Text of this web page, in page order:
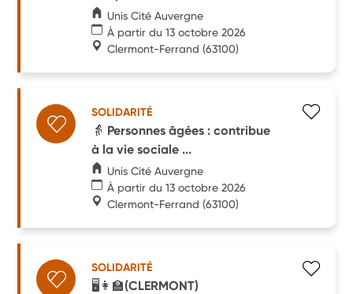
Unis Cité Auvergne
À partir du 13 octobre 2026
Clermont-Ferrand (63100)
SOLIDARITÉ
👵 Personnes âgées : contribue
à la vie sociale ...
Unis Cité Auvergne
À partir du 13 octobre 2026
Clermont-Ferrand (63100)
SOLIDARITÉ
🖥️​👩‍🏫(CLERMONT)